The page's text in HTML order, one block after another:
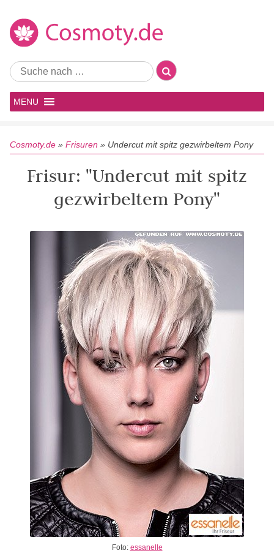
MENU
Cosmoty.de » Frisuren » Undercut mit spitz gezwirbeltem Pony
Frisur: "Undercut mit spitz
gezwirbeltem Pony"
Foto: essanelle